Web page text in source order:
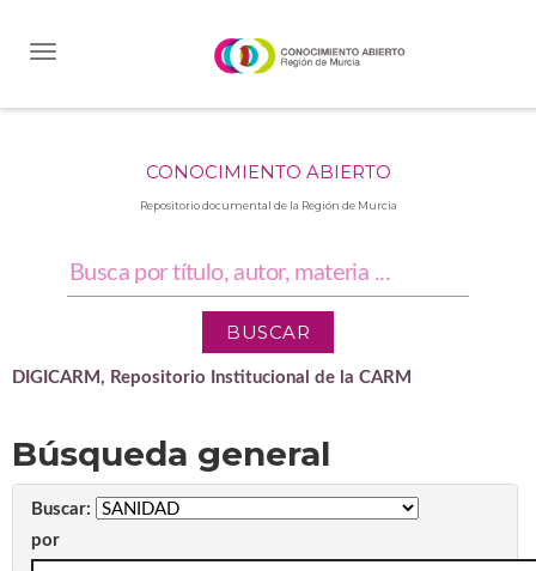
CONOCIMIENTO ABIERTO
Repositorio documental de la Región de Murcia
DIGICARM, Repositorio Institucional de la CARM
Búsqueda general
Buscar:
por